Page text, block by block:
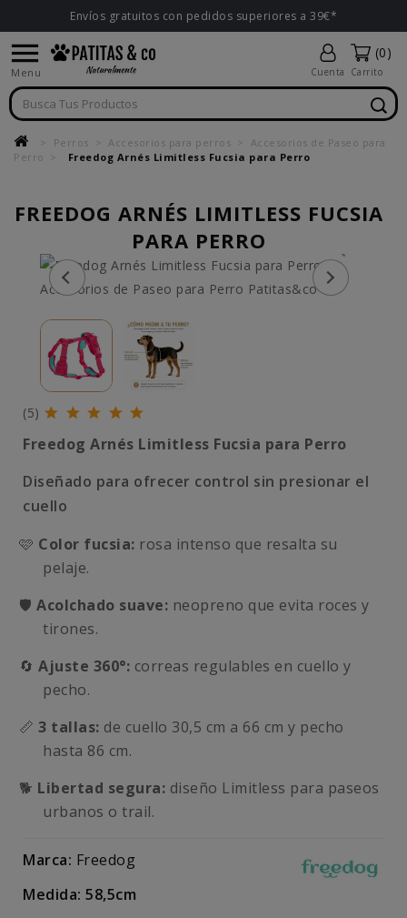
Envíos gratuitos con pedidos superiores a 39€*

Menu Cuenta
(0)
Carrito
Perros Accesorios para perros
Accesorios de Paseo para
Perro
Freedog Arnés Limitless Fucsia para Perro
FREEDOG ARNÉS LIMITLESS FUCSIA
PARA PERRO
(5)
Freedog Arnés Limitless Fucsia para Perro
Diseñado para ofrecer control sin presionar el
cuello
🩷 Color fucsia: rosa intenso que resalta su
pelaje.
🛡️ Acolchado suave: neopreno que evita roces y
tirones.
🔄 Ajuste 360°: correas regulables en cuello y
pecho.
📏 3 tallas: de cuello 30,5 cm a 66 cm y pecho
hasta 86 cm.
🐕 Libertad segura: diseño Limitless para paseos
urbanos o trail.
Marca: Freedog
Medida: 58,5cm